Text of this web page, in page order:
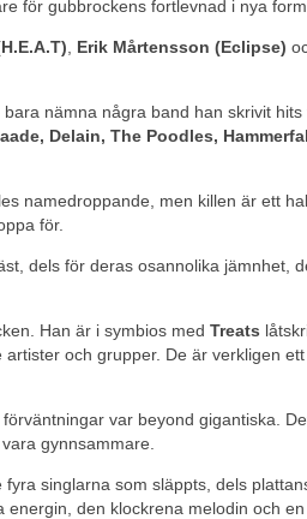
för gubbrockens fortlevnad i nya
Erik Mårtensson (Eclipse)
nämna några band han skrivit hits
Delain, The Poodles,
namedroppande, men killen är ett
för.
dels för deras osannolika jämnhet,
Han är i symbios med Treats
och grupper. De är verkligen
var beyond gigantiska.
gynnsammare.
fyra singlarna som släppts, dels
energin, den klockrena melodin och